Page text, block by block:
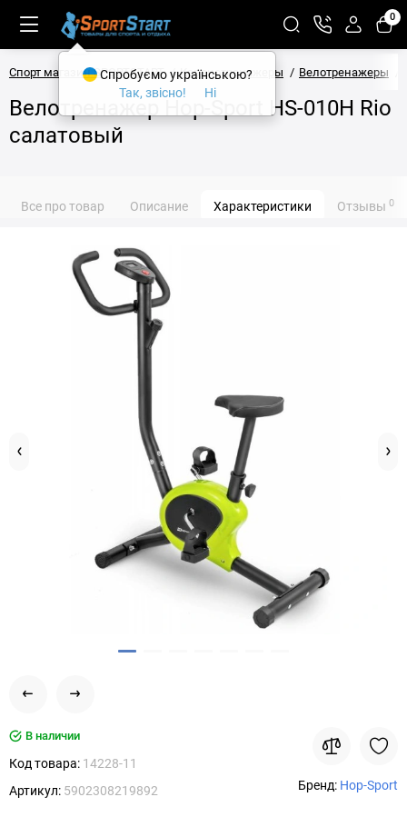
0
Спорт магазин SPORTSTART Кардиотренажеры Велотренажеры
Велотренажер Hop-Sport HS-010H Rio
салатовый
Все про товар Описание Характеристики Отзывы 0
В наличии
Код товара: 14228-11
Артикул: 5902308219892 Бренд: Hop-Sport
Спробуємо українською?
Так, звісно!
Ні